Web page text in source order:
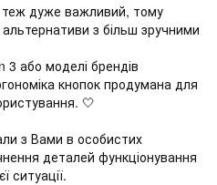
дуже важливий, тому
з більш зручними
3 або моделі брендів
кнопок продумана для
🤍
з Вами в особистих
деталей функціонування
ситуації.